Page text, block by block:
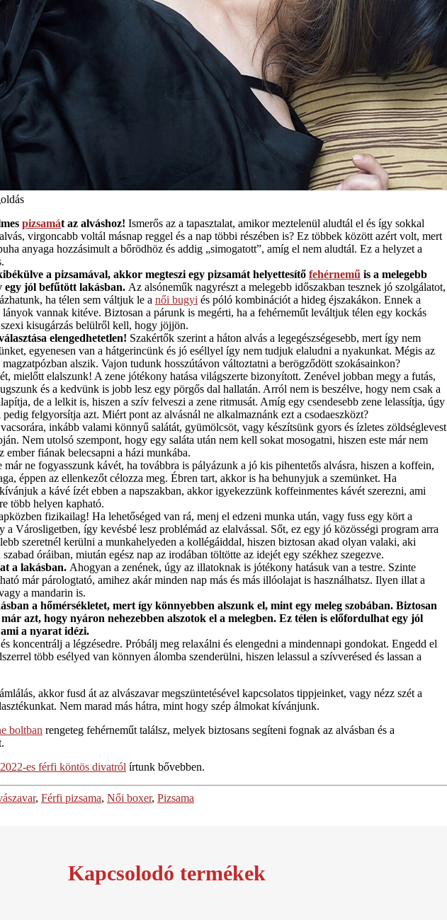
pizsamát az alváshoz! Ismerős az a tapasztalat, amikor meztelenül aludtál el és így sokkal
virgoncabb voltál másnap reggel és a nap többi részében is? Ez többek között azért volt, mert
anyaga hozzásimult a bőrödhöz és addig „simogatott”, amíg el nem aludtál. Ez a helyzet a
a pizsamával, akkor megteszi egy pizsamát helyettesítő fehérnemű is a melegebb
egy jól befűtött lakásban. Az alsóneműk nagyrészt a melegebb időszakban tesznek jó szolgálatot,
ha télen sem váltjuk le a női bugyi és póló kombinációt a hideg éjszakákon. Ennek a
vannak kitéve. Biztosan a párunk is megérti, ha a fehérneműt leváltjuk télen egy kockás
kisugárzás belülről kell, hogy jöjjön.
elengedhetetlen! Szakértők szerint a háton alvás a legegészségesebb, mert így nem
egyenesen van a hátgerincünk és jó eséllyel így nem tudjuk elaludni a nyakunkat. Mégis az
magzatpózban alszik. Vajon tudunk hosszútávon változtatni a berögződött szokásainkon?
mielőtt elalszunk! A zene jótékony hatása világszerte bizonyított. Zenével jobban megy a futás,
és a kedvünk is jobb lesz egy pörgős dal hallatán. Arról nem is beszélve, hogy nem csak a
de a lelkit is, hiszen a szív felveszi a zene ritmusát. Amíg egy csendesebb zene lelassítja, úgy
felgyorsítja azt. Miért pont az alvásnál ne alkalmaznánk ezt a csodaeszközt?
inkább valami könnyű salátát, gyümölcsöt, vagy készítsünk gyors és ízletes zöldséglevest
Nem utolsó szempont, hogy egy saláta után nem kell sokat mosogatni, hiszen este már nem
ember fiának belecsapni a házi munkába.
már ne fogyasszunk kávét, ha továbbra is pályázunk a jó kis pihentetős alvásra, hiszen a koffein,
éppen az ellenkezőt célozza meg. Ébren tart, akkor is ha behunyjuk a szemünket. Ha
a kávé ízét ebben a napszakban, akkor igyekezzünk koffeinmentes kávét szerezni, ami
több helyen kapható.
fizikailag! Ha lehetőséged van rá, menj el edzeni munka után, vagy fuss egy kört a
a Városligetben, így kevésbé lesz problémád az elalvással. Sőt, ez egy jó közösségi program arra
szeretnél kerülni a munkahelyeden a kollégáiddal, hiszen biztosan akad olyan valaki, aki
óráiban, miután egész nap az irodában töltötte az idejét egy székhez szegezve.
a lakásban. Ahogyan a zenének, úgy az illatoknak is jótékony hatásuk van a testre. Szinte
már párologtató, amihez akár minden nap más és más illóolajat is használhatsz. Ilyen illat a
a mandarin is.
a hőmérsékletet, mert így könnyebben alszunk el, mint egy meleg szobában. Biztosan
azt, hogy nyáron nehezebben alszotok el a melegben. Ez télen is előfordulhat egy jól
a nyarat idézi.
és koncentrálj a légzésedre. Próbálj meg relaxálni és elengedni a mindennapi gondokat. Engedd el
több esélyed van könnyen álomba szenderülni, hiszen lelassul a szívverésed és lassan a
akkor fusd át az alvászavar megszüntetésével kapcsolatos tippjeinket, vagy nézz szét a
Nem marad más hátra, mint hogy szép álmokat kívánjunk.
boltban rengeteg fehérneműt találsz, melyek biztosans segíteni fognak az alvásban és a
2022-es férfi köntös divatról írtunk bővebben.
, Férfi pizsama, Női boxer, Pizsama
Kapcsolodó termékek